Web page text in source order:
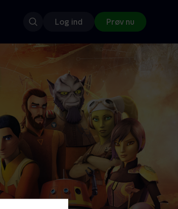
Log ind Prøv nu